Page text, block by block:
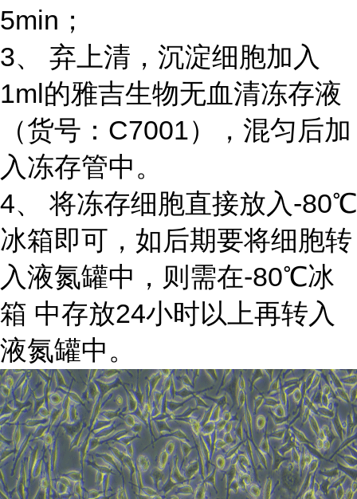
5min；
3、 弃上清，沉淀细胞加入
1ml的雅吉生物无血清冻存液
（货号：C7001），混匀后加
入冻存管中。
4、 将冻存细胞直接放入-80℃
冰箱即可，如后期要将细胞转
入液氮罐中，则需在-80℃冰
箱 中存放24小时以上再转入
液氮罐中。